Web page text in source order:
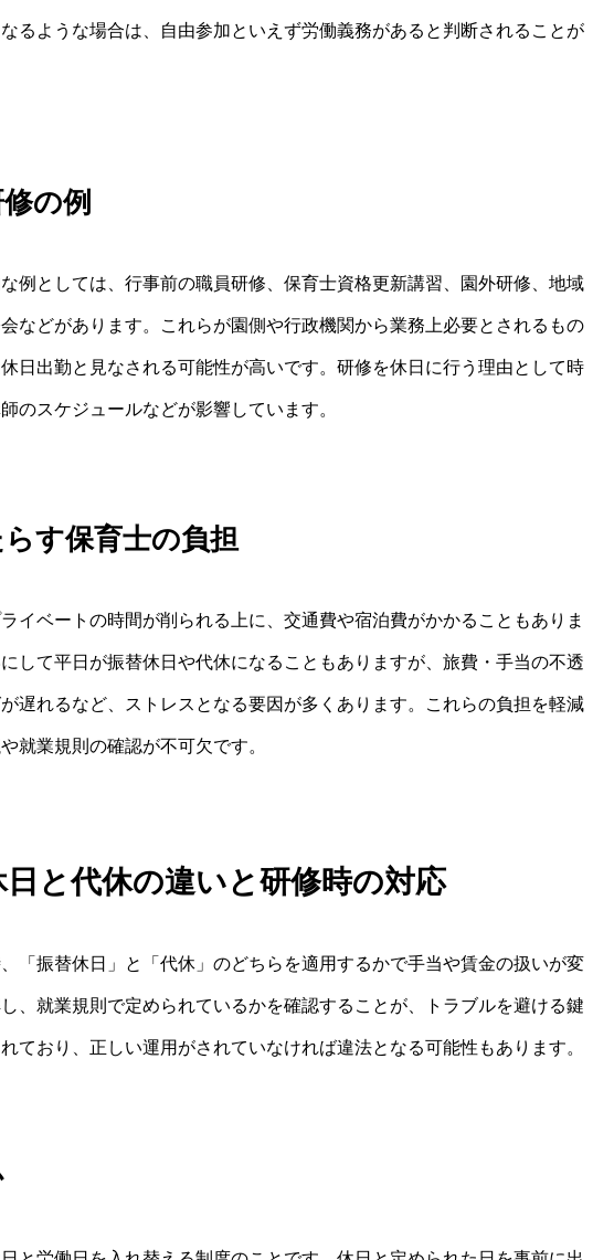
るような場合は、自由参加といえず労働義務があると判断されることが
の例
例としては、行事前の職員研修、保育士資格更新講習、園外研修、地域
などがあります。これらが園側や行政機関から業務上必要とされるもの
日出勤と見なされる可能性が高いです。研修を休日に行う理由として時
のスケジュールなどが影響しています。
す保育士の負担
イベートの時間が削られる上に、交通費や宿泊費がかかることもありま
して平日が振替休日や代休になることもありますが、旅費・手当の不透
遅れるなど、ストレスとなる要因が多くあります。これらの負担を軽減
就業規則の確認が不可欠です。
日と代休の違いと研修時の対応
「振替休日」と「代休」のどちらを適用するかで手当や賃金の扱いが変
、就業規則で定められているかを確認することが、トラブルを避ける鍵
ており、正しい運用がされていなければ違法となる可能性もあります。